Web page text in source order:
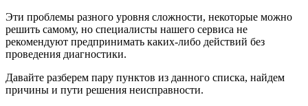
Эти проблемы разного уровня сложности, некоторые можно
решить самому, но специалисты нашего сервиса не
рекомендуют предпринимать каких-либо действий без
проведения диагностики.
Давайте разберем пару пунктов из данного списка, найдем
причины и пути решения неисправности.